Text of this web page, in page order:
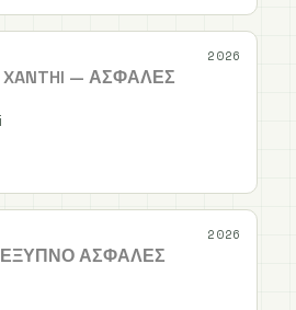
2026
XANTHI — ΑΣΦΑΛΈΣ
2026
ΈΞΥΠΝΟ ΑΣΦΑΛΈΣ